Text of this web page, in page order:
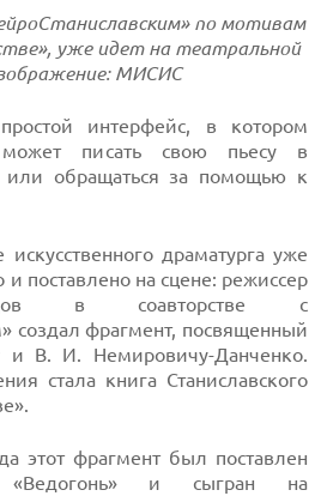
по мотивам
уже идет на театральной
МИСИС
интерфейс, в котором
писать свою пьесу в
или обращаться за помощью к
драматурга уже
и поставлено на сцене: режиссер
в соавторстве с
создал фрагмент, посвященный
и В. И. Немировичу-Данченко.
стала книга Станиславского
этот фрагмент был поставлен
и сыгран на